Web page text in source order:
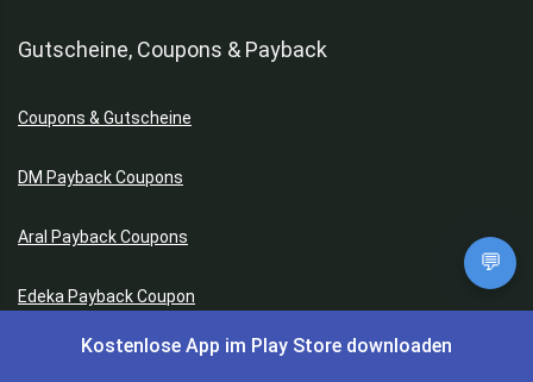
Gutscheine, Coupons & Payback
Coupons & Gutscheine
DM Payback Coupons
Aral Payback Coupons
Edeka Payback Coupon
Burger King Gutscheine
💬
Kostenlose App im Play Store downloaden